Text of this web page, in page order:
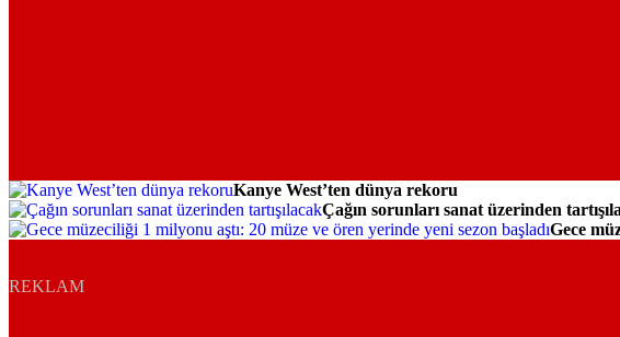
Hayat
Kanye West’ten dünya rekoru
Hayat
Çağın sorunları sanat üzerinden
Gece
REKLAM